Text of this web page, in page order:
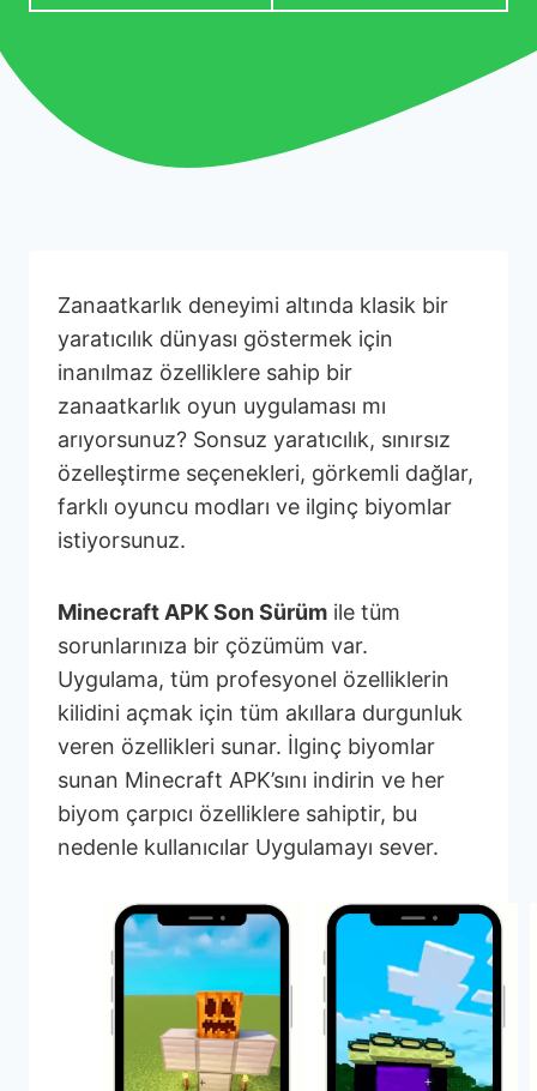
Zanaatkarlık deneyimi altında klasik bir
yaratıcılık dünyası göstermek için
inanılmaz özelliklere sahip bir
zanaatkarlık oyun uygulaması mı
arıyorsunuz? Sonsuz yaratıcılık, sınırsız
özelleştirme seçenekleri, görkemli dağlar,
farklı oyuncu modları ve ilginç biyomlar
istiyorsunuz.
Minecraft APK Son Sürüm ile tüm
sorunlarınıza bir çözümüm var.
Uygulama, tüm profesyonel özelliklerin
kilidini açmak için tüm akıllara durgunluk
veren özellikleri sunar. İlginç biyomlar
sunan Minecraft APK’sını indirin ve her
biyom çarpıcı özelliklere sahiptir, bu
nedenle kullanıcılar Uygulamayı sever.